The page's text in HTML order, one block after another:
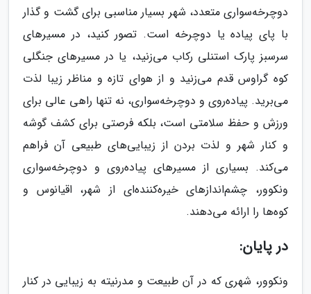
دوچرخه‌سواری متعدد، شهر بسیار مناسبی برای گشت و گذار
با پای پیاده یا دوچرخه است. تصور کنید، در مسیرهای
سرسبز پارک استنلی رکاب می‌زنید، یا در مسیرهای جنگلی
کوه گراوس قدم می‌زنید و از هوای تازه و مناظر زیبا لذت
می‌برید. پیاده‌روی و دوچرخه‌سواری، نه تنها راهی عالی برای
ورزش و حفظ سلامتی است، بلکه فرصتی برای کشف گوشه
و کنار شهر و لذت بردن از زیبایی‌های طبیعی آن فراهم
می‌کند. بسیاری از مسیرهای پیاده‌روی و دوچرخه‌سواری
ونکوور، چشم‌اندازهای خیره‌کننده‌ای از شهر، اقیانوس و
کوه‌ها را ارائه می‌دهند.
در پایان:
ونکوور، شهری که در آن طبیعت و مدرنیته به زیبایی در کنار